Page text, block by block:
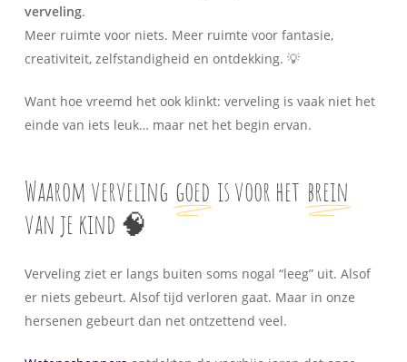
verveling.
Meer ruimte voor niets. Meer ruimte voor fantasie,
creativiteit, zelfstandigheid en ontdekking. 💡
Want hoe vreemd het ook klinkt: verveling is vaak niet het
einde van iets leuk… maar net het begin ervan.
Waarom verveling goed is voor het brein
van je kind 🧠
Verveling ziet er langs buiten soms nogal “leeg” uit. Alsof
er niets gebeurt. Alsof tijd verloren gaat. Maar in onze
hersenen gebeurt dan net ontzettend veel.